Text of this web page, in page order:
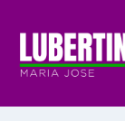
contenido